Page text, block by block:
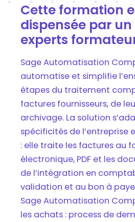
Cette formation
dispensée par un
experts
Sage Automatisation
automatise et simplifie
étapes du traitement
factures fournisseurs, de
archivage. La solution
spécificités de l’entreprise
: elle traite les factures au
électronique, PDF et les
de l’intégration en
validation et au bon à
Sage Automatisation
les achats : process de